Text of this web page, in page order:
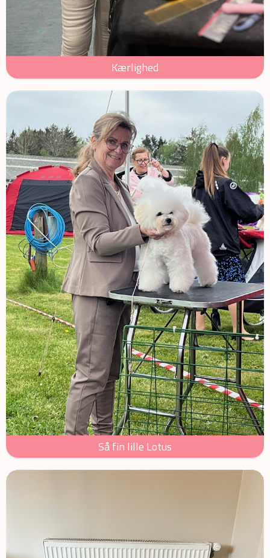
Kærlighed
Så fin lille Lotus